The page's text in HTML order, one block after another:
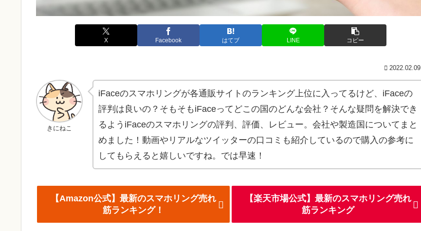
X Facebook はてブ LINE コピー
2022.02.09
きにねこ
iFaceのスマホリングが各通販サイトのランキング上位に入ってるけど、iFaceの
評判は良いの？そもそもiFaceってどこの国のどんな会社？そんな疑問を解決でき
るようiFaceのスマホリングの評判、評価、レビュー。会社や製造国についてまと
めました！動画やリアルなツイッターの口コミも紹介しているので購入の参考に
してもらえると嬉しいですね。では早速！
【Amazon公式】最新のスマホリング売れ
筋ランキング！
【楽天市場公式】最新のスマホリング売れ
筋ランキング